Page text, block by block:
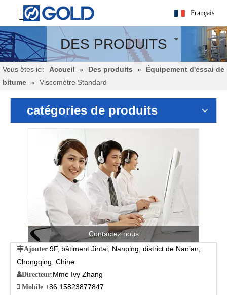
Français
DES PRODUITS
Vous êtes ici: Accueil » Des produits »
Équipement d'essai de
bitume » Viscomètre Standard
catégories de produits
Contactez nous
Ajouter:9F, bâtiment Jintai, Nanping, district de Nan’an,
Chongqing, Chine
Directeur:Mme Ivy Zhang
 Mobile:+86 15823877847